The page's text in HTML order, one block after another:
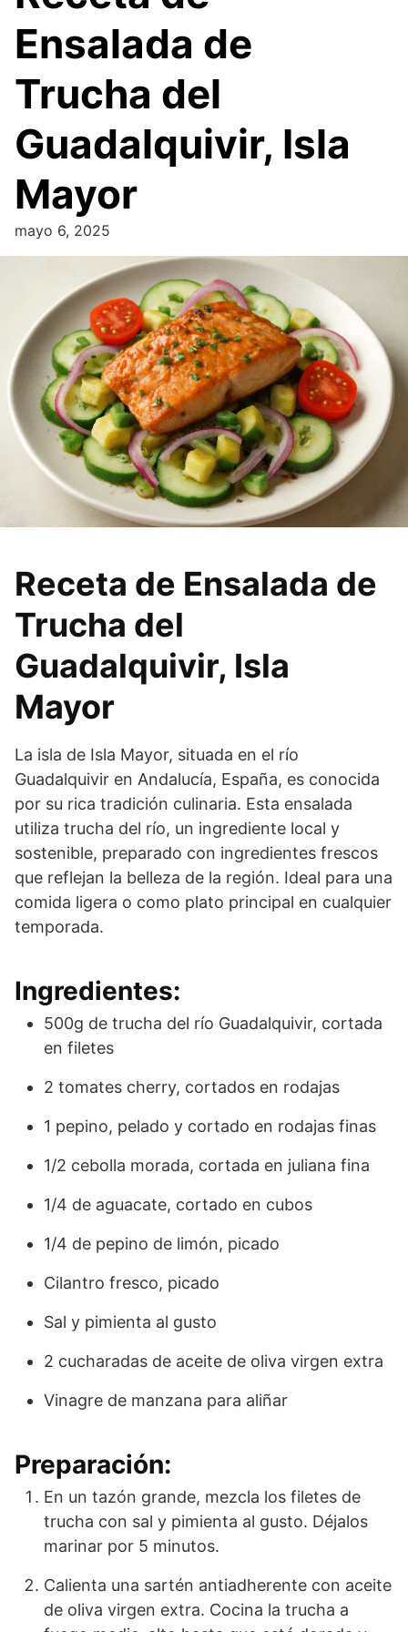
Ensalada de
Trucha del
Guadalquivir, Isla
Mayor
mayo 6, 2025
Receta de Ensalada de
Trucha del
Guadalquivir, Isla
Mayor
La isla de Isla Mayor, situada en el río
Guadalquivir en Andalucía, España, es conocida
por su rica tradición culinaria. Esta ensalada
utiliza trucha del río, un ingrediente local y
sostenible, preparado con ingredientes frescos
que reflejan la belleza de la región. Ideal para una
comida ligera o como plato principal en cualquier
temporada.
Ingredientes:
500g de trucha del río Guadalquivir, cortada
en filetes
2 tomates cherry, cortados en rodajas
1 pepino, pelado y cortado en rodajas finas
1/2 cebolla morada, cortada en juliana fina
1/4 de aguacate, cortado en cubos
1/4 de pepino de limón, picado
Cilantro fresco, picado
Sal y pimienta al gusto
2 cucharadas de aceite de oliva virgen extra
Vinagre de manzana para aliñar
Preparación:
En un tazón grande, mezcla los filetes de
trucha con sal y pimienta al gusto. Déjalos
marinar por 5 minutos.
Calienta una sartén antiadherente con aceite
de oliva virgen extra. Cocina la trucha a